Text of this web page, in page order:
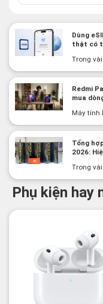
Dùng
thật có
Trong vài
Redmi
mua
Máy tính
Tổng
2026:
Trong vài
Phụ kiện hay